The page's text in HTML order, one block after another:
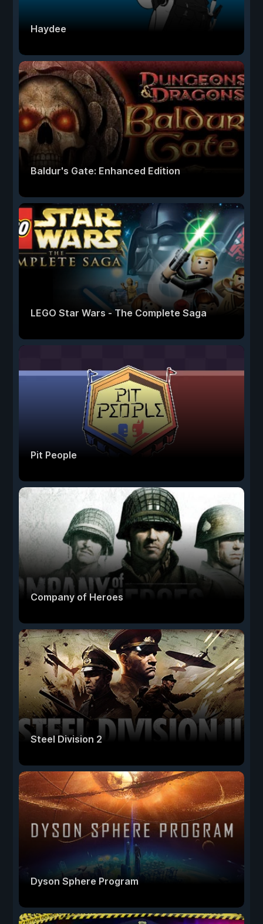
Haydee
Baldur's Gate: Enhanced Edition
LEGO Star Wars - The Complete Saga
Pit People
Company of Heroes
Steel Division 2
Dyson Sphere Program